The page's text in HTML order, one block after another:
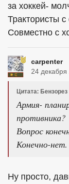
за хоккей-
Трактористы
Совместно с
carpenter
24
Цитата: Бензорез
Армия-
противника?
Вопрос
Конечно-нет.
Ну просто,